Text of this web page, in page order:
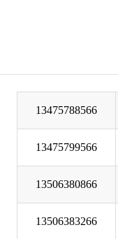
13475788566
13475799566
13506380866
13506383266